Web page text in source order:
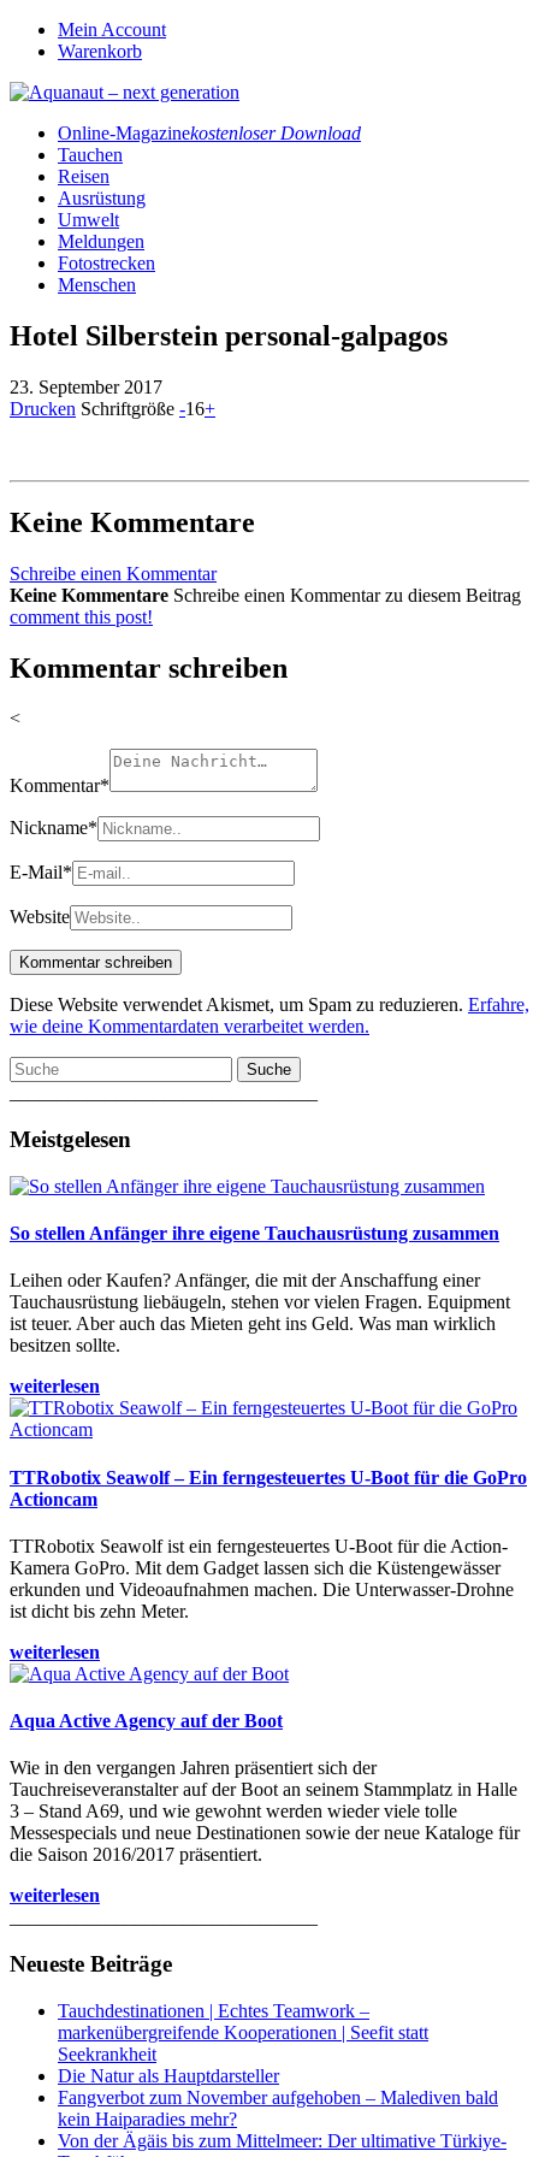
Mein Account
Warenkorb
Online-Magazinekostenloser Download
Tauchen
Reisen
Ausrüstung
Umwelt
Meldungen
Fotostrecken
Menschen
Hotel Silberstein personal-galpagos
23. September 2017
Drucken Schriftgröße -16+
Keine Kommentare
Schreibe einen Kommentar
Keine Kommentare Schreibe einen Kommentar zu diesem Beitrag
comment this post!
Kommentar schreiben
<
Kommentar*
Nickname*
E-Mail*
Website
Diese Website verwendet Akismet, um Spam zu reduzieren. Erfahre,
wie deine Kommentardaten verarbeitet werden.
Suche
Meistgelesen
So stellen Anfänger ihre eigene Tauchausrüstung zusammen
Leihen oder Kaufen? Anfänger, die mit der Anschaffung einer
Tauchausrüstung liebäugeln, stehen vor vielen Fragen. Equipment
ist teuer. Aber auch das Mieten geht ins Geld. Was man wirklich
besitzen sollte.
weiterlesen
TTRobotix Seawolf – Ein ferngesteuertes U-Boot für die GoPro
Actioncam
TTRobotix Seawolf ist ein ferngesteuertes U-Boot für die Action-
Kamera GoPro. Mit dem Gadget lassen sich die Küstengewässer
erkunden und Videoaufnahmen machen. Die Unterwasser-Drohne
ist dicht bis zehn Meter.
weiterlesen
Aqua Active Agency auf der Boot
Wie in den vergangen Jahren präsentiert sich der
Tauchreiseveranstalter auf der Boot an seinem Stammplatz in Halle
3 – Stand A69, und wie gewohnt werden wieder viele tolle
Messespecials und neue Destinationen sowie der neue Kataloge für
die Saison 2016/2017 präsentiert.
weiterlesen
Neueste Beiträge
Tauchdestinationen | Echtes Teamwork –
markenübergreifende Kooperationen | Seefit statt
Seekrankheit
Die Natur als Hauptdarsteller
Fangverbot zum November aufgehoben – Malediven bald
kein Haiparadies mehr?
Von der Ägäis bis zum Mittelmeer: Der ultimative Türkiye-